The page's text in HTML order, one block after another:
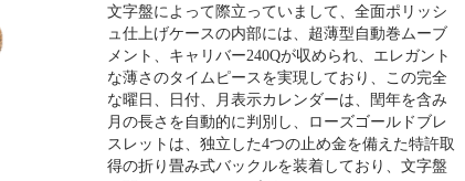
文字盤によって際立っていまして、全面ポリッシ
ュ仕上げケースの内部には、超薄型自動巻ムーブ
メント、キャリバー240Qが収められ、エレガント
な薄さのタイムピースを実現しており、この完全
な曜日、日付、月表示カレンダーは、閏年を含み
月の長さを自動的に判別し、ローズゴールドブレ
スレットは、独立した4つの止め金を備えた特許取
得の折り畳み式バックルを装着しており、文字盤